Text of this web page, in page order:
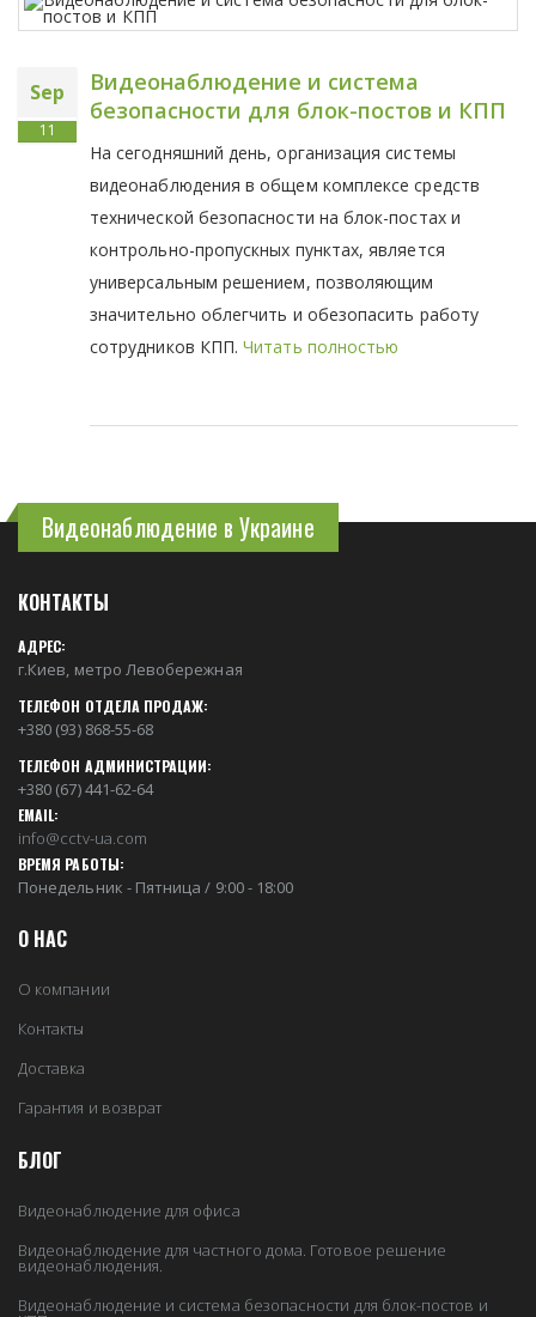
Sep
11
Видеонаблюдение и система
безопасности для блок-постов и КПП
На сегодняшний день, организация системы
видеонаблюдения в общем комплексе средств
технической безопасности на блок-постах и
контрольно-пропускных пунктах, является
универсальным решением, позволяющим
значительно облегчить и обезопасить работу
сотрудников КПП.Читать полностью
Видеонаблюдение в Украине
КОНТАКТЫ
АДРЕС:
г.Киев, метро Левобережная
ТЕЛЕФОН ОТДЕЛА ПРОДАЖ:
+380 (93) 868-55-68
ТЕЛЕФОН АДМИНИСТРАЦИИ:
+380 (67) 441-62-64
EMAIL:
info@cctv-ua.com
ВРЕМЯ РАБОТЫ:
Понедельник - Пятница / 9:00 - 18:00
О НАС
О компании
Контакты
Доставка
Гарантия и возврат
БЛОГ
Видеонаблюдение для офиса
Видеонаблюдение для частного дома. Готовое решение
видеонаблюдения.
Видеонаблюдение и система безопасности для блок-постов и